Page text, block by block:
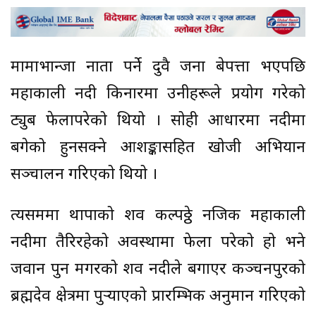
मामाभान्जा नाता पर्ने दुवै जना बेपत्ता भएपछि
महाकाली नदी किनारमा उनीहरूले प्रयोग गरेको
ट्युब फेलापरेको थियो । सोही आधारमा नदीमा
बगेको हुनसक्ने आशङ्कासहित खोजी अभियान
सञ्चालन गरिएको थियो ।
त्यसक्रममा थापाको शव कल्पठ्ठे नजिक महाकाली
नदीमा तैरिरहेको अवस्थामा फेला परेको हो भने
जवान पुन मगरको शव नदीले बगाएर कञ्चनपुरको
ब्रह्मदेव क्षेत्रमा पुर्‍याएको प्रारम्भिक अनुमान गरिएको